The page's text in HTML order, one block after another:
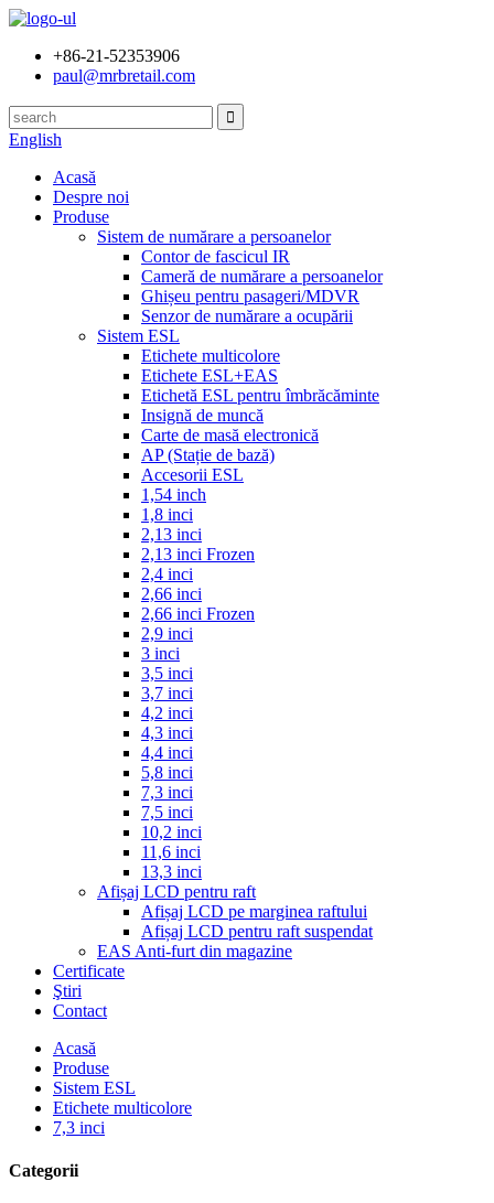
+86-21-52353906
paul@mrbretail.com
English
Acasă
Despre noi
Produse
Sistem de numărare a persoanelor
Contor de fascicul IR
Cameră de numărare a persoanelor
Ghișeu pentru pasageri/MDVR
Senzor de numărare a ocupării
Sistem ESL
Etichete multicolore
Etichete ESL+EAS
Etichetă ESL pentru îmbrăcăminte
Insignă de muncă
Carte de masă electronică
AP (Stație de bază)
Accesorii ESL
1,54 inch
1,8 inci
2,13 inci
2,13 inci Frozen
2,4 inci
2,66 inci
2,66 inci Frozen
2,9 inci
3 inci
3,5 inci
3,7 inci
4,2 inci
4,3 inci
4,4 inci
5,8 inci
7,3 inci
7,5 inci
10,2 inci
11,6 inci
13,3 inci
Afișaj LCD pentru raft
Afișaj LCD pe marginea raftului
Afișaj LCD pentru raft suspendat
EAS Anti-furt din magazine
Certificate
Ştiri
Contact
Acasă
Produse
Sistem ESL
Etichete multicolore
7,3 inci
Categorii